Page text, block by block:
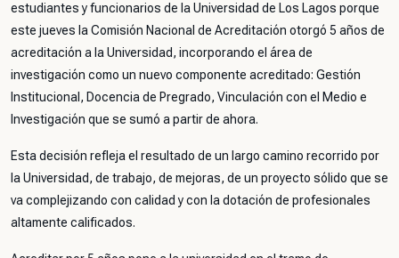
estudiantes y funcionarios de la Universidad de Los Lagos porque
este jueves la Comisión Nacional de Acreditación otorgó 5 años de
acreditación a la Universidad, incorporando el área de
investigación como un nuevo componente acreditado: Gestión
Institucional, Docencia de Pregrado, Vinculación con el Medio e
Investigación que se sumó a partir de ahora.
Esta decisión refleja el resultado de un largo camino recorrido por
la Universidad, de trabajo, de mejoras, de un proyecto sólido que se
va complejizando con calidad y con la dotación de profesionales
altamente calificados.